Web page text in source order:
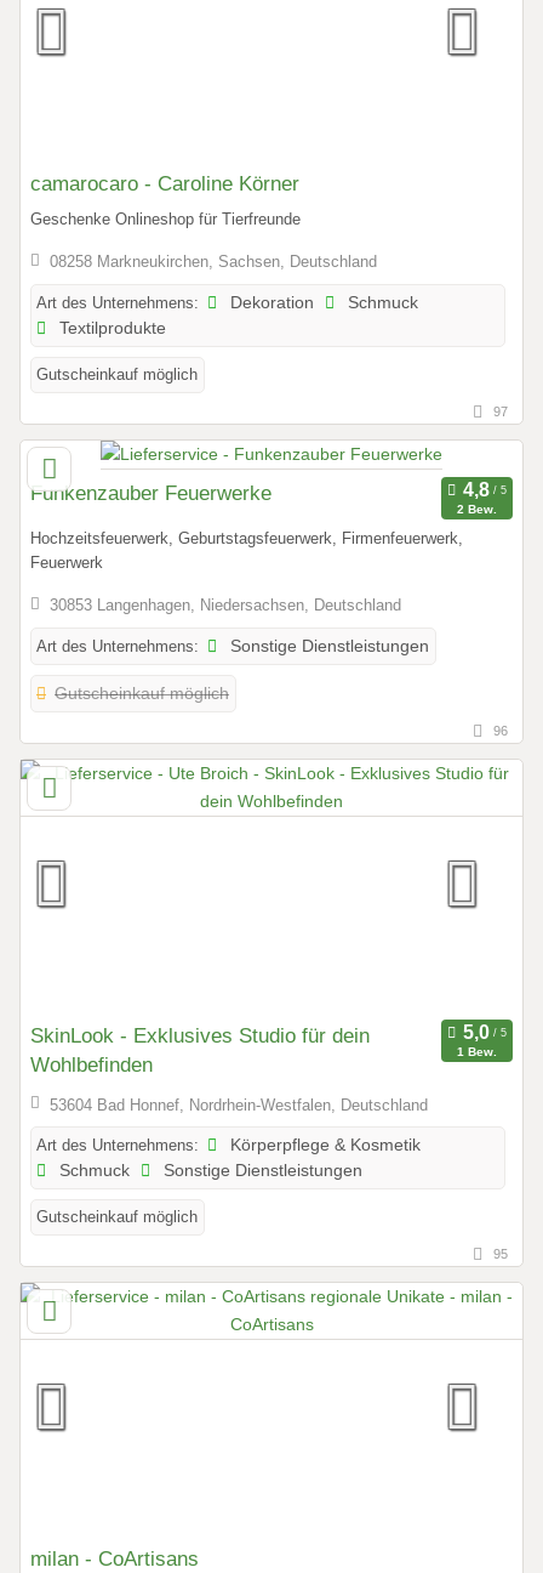
camarocaro - Caroline Körner
Geschenke Onlineshop für Tierfreunde
08258 Markneukirchen, Sachsen, Deutschland
Art des Unternehmens: Dekoration
Schmuck
Textilprodukte
Gutscheinkauf möglich
97
Funkenzauber Feuerwerke
2 Bew.
Hochzeitsfeuerwerk, Geburtstagsfeuerwerk, Firmenfeuerwerk,
Feuerwerk
30853 Langenhagen, Niedersachsen, Deutschland
Art des Unternehmens: Sonstige Dienstleistungen
Gutscheinkauf möglich
96
SkinLook - Exklusives Studio für dein
Wohlbefinden
1 Bew.
53604 Bad Honnef, Nordrhein-Westfalen, Deutschland
Art des Unternehmens:
Körperpflege & Kosmetik
Schmuck
Sonstige Dienstleistungen
Gutscheinkauf möglich
95
milan - CoArtisans